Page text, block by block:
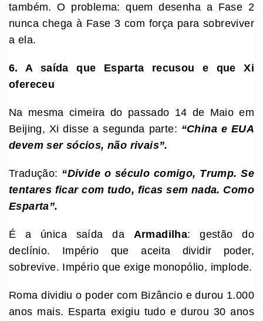
também. O problema: quem desenha a Fase 2
nunca chega à Fase 3 com força para sobreviver
a ela.
6. A saída que Esparta recusou e que Xi
ofereceu
Na mesma cimeira do passado 14 de Maio em
Beijing, Xi disse a segunda parte: “China e EUA
devem ser sócios, não rivais”.
Tradução: “Divide o século comigo, Trump. Se
tentares ficar com tudo, ficas sem nada. Como
Esparta”.
É a única saída da Armadilha: gestão do
declínio. Império que aceita dividir poder,
sobrevive. Império que exige monopólio, implode.
Roma dividiu o poder com Bizâncio e durou 1.000
anos mais. Esparta exigiu tudo e durou 30 anos